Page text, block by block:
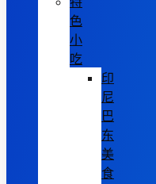
色
小
吃
印
尼
巴
东
美
食